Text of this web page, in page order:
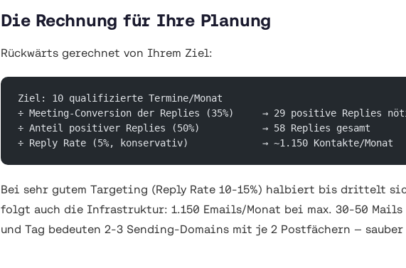
Die Rechnung für Ihre Planung
Rückwärts gerechnet von Ihrem Ziel:
Ziel: 10 qualifizierte Termine/Monat
÷ Meeting-Conversion der Replies (35%)     → 29 positive Replies
÷ Anteil positiver Replies (50%)           → 58 Replies gesamt
÷ Reply Rate (5%, konservativ)             → ~1.150 Kontakte/Monat
Bei sehr gutem Targeting (Reply Rate 10-15%) halbiert bis drittelt
folgt auch die Infrastruktur: 1.150 Emails/Monat bei max. 30-50 Mails
und Tag bedeuten 2-3 Sending-Domains mit je 2 Postfächern — sauber